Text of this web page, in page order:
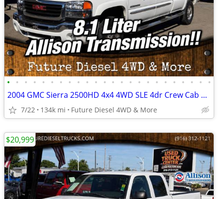
• • • • • • • • • • • • • • • • • • • • • • • •
2004 GMC Sierra 2500HD 4x4 4WD SLE 4dr Crew Cab LB Pickup Truck
7/22 134k mi Future Diesel 4WD & More
$20,999